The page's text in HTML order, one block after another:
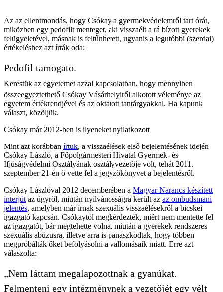
Az az ellentmondás, hogy Csókay a gyermekvédelemről tart órát,
miközben egy pedofilt menteget, aki visszaélt a rá bízott gyerekek
felügyeletével, másnak is feltűnhetett, ugyanis a legutóbbi (szerdai)
értékeléshez azt írták oda:
Pedofil tamogato.
Kerestük az egyetemet azzal kapcsolatban, hogy mennyiben
összeegyeztethető Csókay Vásárhelyiről alkotott véleménye az
egyetem értékrendjével és az oktatott tantárgyakkal. Ha kapunk
választ, közöljük.
Csókay már 2012-ben is ilyeneket nyilatkozott
Mint azt korábban írtuk, a visszaélések első bejelentésének idején
Csókay László, a Főpolgármesteri Hivatal Gyermek- és
Ifjúságvédelmi Osztályának osztályvezetője volt, tehát 2011.
szeptember 21-én ő vette fel a jegyzőkönyvet a bejelentésről.
Csókay Lászlóval 2012 decemberében a Magyar Narancs készített
interjút az ügyről, miután nyilvánosságra került az az ombudsmani
jelentés, amelyben már írnak szexuális visszaélésekről a bicskei
igazgató kapcsán. Csókaytól megkérdezték, miért nem mentette fel
az igazgatót, bár megtehette volna, miután a gyerekek rendszeres
szexuális abúzusra, illetve arra is panaszkodtak, hogy többen
megpróbálták őket befolyásolni a vallomásaik miatt. Erre azt
válaszolta:
„Nem láttam megalapozottnak a gyanúkat.
Felmenteni egy intézménynek a vezetőjét egy vélt